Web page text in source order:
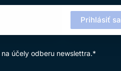
Prihlásiť sa
na účely odberu newslettra.*